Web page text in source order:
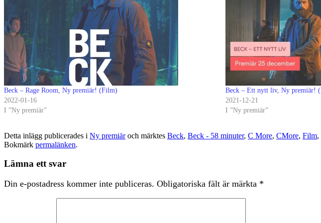
Beck – Rage Room, Ny premiär! (Film)
2022-01-16
I ”Ny premiär”
Beck – Ett nytt liv, Ny premiär!
2021-12-21
I ”Ny premiär”
Detta inlägg publicerades i Ny premiäroch märktes Beck, Beck - 58 minuter, C More, CMore, Film,
Bokmärk permalänken.
Lämna ett svar
Din e-postadress kommer inte publiceras. Obligatoriska fält är märkta *